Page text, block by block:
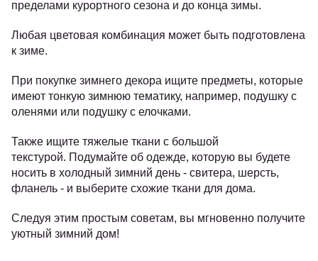
пределами курортного сезона и до конца зимы.
Любая цветовая комбинация может быть подготовлена
​​к зиме.
При покупке зимнего декора ищите предметы, которые
имеют тонкую зимнюю тематику, например, подушку с
оленями или подушку с елочками.
Также ищите тяжелые ткани с большой
текстурой. Подумайте об одежде, которую вы будете
носить в холодный зимний день - свитера, шерсть,
фланель - и выберите схожие ткани для дома.
Следуя этим простым советам, вы мгновенно получите
уютный зимний дом!